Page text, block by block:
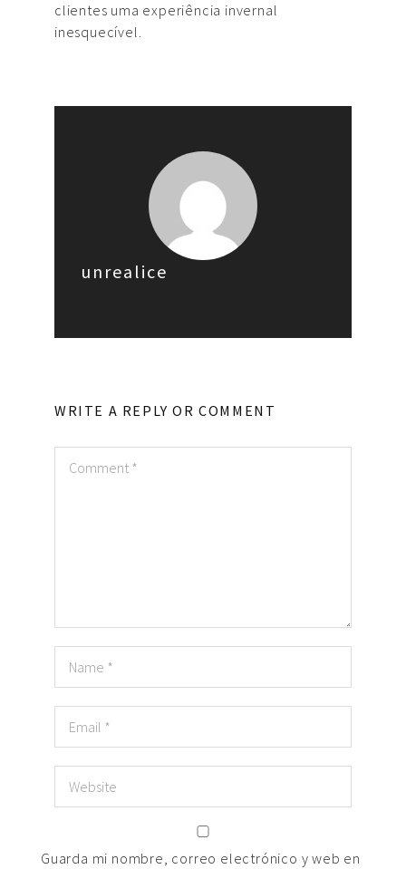
clientes uma experiência invernal
inesquecível.
unrealice
WRITE A REPLY OR COMMENT
Guarda mi nombre, correo electrónico y web en